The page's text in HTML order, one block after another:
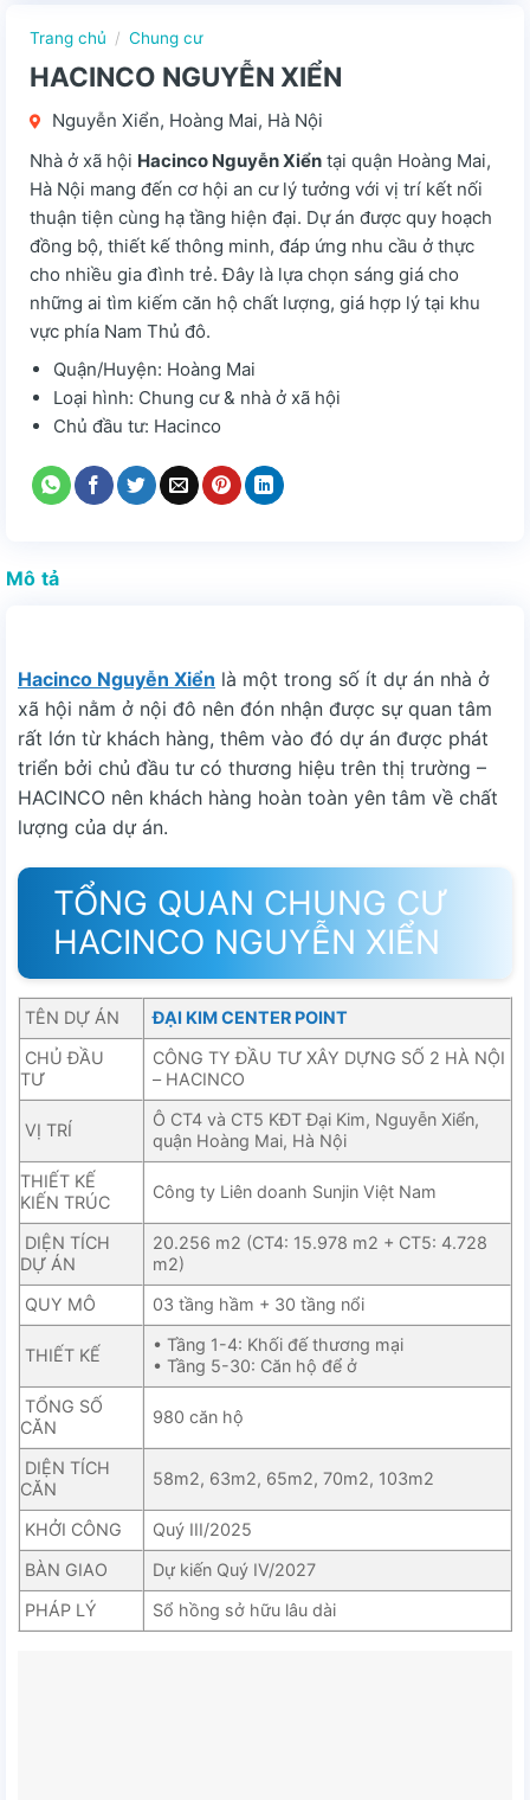
Trang chủ / Chung cư
HACINCO NGUYỄN XIỂN
Nguyễn Xiển, Hoàng Mai, Hà Nội
Nhà ở xã hội Hacinco Nguyễn Xiển tại quận Hoàng Mai,
Hà Nội mang đến cơ hội an cư lý tưởng với vị trí kết nối
thuận tiện cùng hạ tầng hiện đại. Dự án được quy hoạch
đồng bộ, thiết kế thông minh, đáp ứng nhu cầu ở thực
cho nhiều gia đình trẻ. Đây là lựa chọn sáng giá cho
những ai tìm kiếm căn hộ chất lượng, giá hợp lý tại khu
vực phía Nam Thủ đô.
Quận/Huyện: Hoàng Mai
Loại hình: Chung cư & nhà ở xã hội
Chủ đầu tư: Hacinco
Mô tả
Hacinco Nguyễn Xiển là một trong số ít dự án nhà ở
xã hội nằm ở nội đô nên đón nhận được sự quan tâm
rất lớn từ khách hàng, thêm vào đó dự án được phát
triển bởi chủ đầu tư có thương hiệu trên thị trường –
HACINCO nên khách hàng hoàn toàn yên tâm về chất
lượng của dự án.
TỔNG QUAN CHUNG CƯ
HACINCO NGUYỄN XIỂN
TÊN DỰ ÁN
ĐẠI KIM CENTER POINT
CHỦ ĐẦU
TƯ
CÔNG TY ĐẦU TƯ XÂY DỰNG SỐ 2 HÀ NỘI
– HACINCO
VỊ TRÍ
Ô CT4 và CT5 KĐT Đại Kim, Nguyễn Xiển,
quận Hoàng Mai, Hà Nội
THIẾT KẾ
KIẾN TRÚC
Công ty Liên doanh Sunjin Việt Nam
DIỆN TÍCH
DỰ ÁN
20.256 m2 (CT4: 15.978 m2 + CT5: 4.728
m2)
QUY MÔ
03 tầng hầm + 30 tầng nổi
THIẾT KẾ
• Tầng 1-4: Khối đế thương mại
• Tầng 5-30: Căn hộ để ở
TỔNG SỐ
CĂN
980 căn hộ
DIỆN TÍCH
CĂN
58m2, 63m2, 65m2, 70m2, 103m2
KHỞI CÔNG
Quý III/2025
BÀN GIAO
Dự kiến Quý IV/2027
PHÁP LÝ
Sổ hồng sở hữu lâu dài